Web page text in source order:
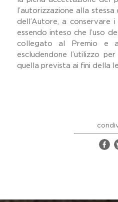
l’autorizzazione alla
dell’Autore, a conservare
essendo inteso che l’uso
collegato al Premio e
escludendone l’utilizzo
quella prevista ai fini della